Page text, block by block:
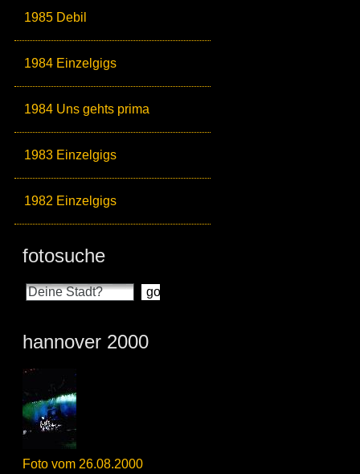
1985 Debil
1984 Einzelgigs
1984 Uns gehts prima
1983 Einzelgigs
1982 Einzelgigs
fotosuche
hannover 2000
Foto vom 26.08.2000